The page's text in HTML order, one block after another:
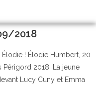
2018
Élodie ! Élodie Humbert, 20
2018. La jeune
Lucy Cuny et Emma